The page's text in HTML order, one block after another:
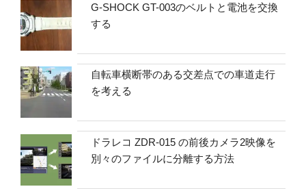
G-SHOCK GT-003のベルトと電池を交換
する
自転車横断帯のある交差点での車道走行
を考える
ドラレコ ZDR-015 の前後カメラ2映像を
別々のファイルに分離する方法